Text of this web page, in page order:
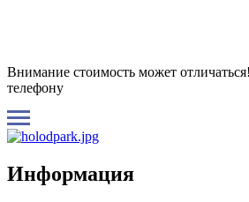
Внимание стоимость может
телефону
Информация